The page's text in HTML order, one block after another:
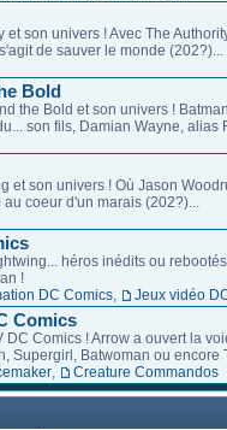
et son univers ! Avec The
de sauver le monde (202?)...
Bold
the Bold et son univers !
son fils, Damian Wayne, alias
et son univers ! Où Jason
coeur d'un marais (202?)...
héros inédits ou
!
DC Comics Jeux vidéo
Comics
DC Comics ! Arrow a ouvert la
Supergirl, Batwoman ou encore
Creature Commandos